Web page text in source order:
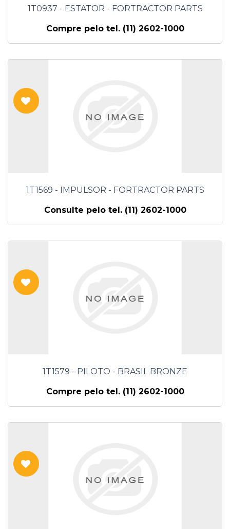
1T0937 - ESTATOR - FORTRACTOR PARTS
Compre pelo tel. (11) 2602-1000
1T1569 - IMPULSOR - FORTRACTOR PARTS
Consulte pelo tel. (11) 2602-1000
1T1579 - PILOTO - BRASIL BRONZE
Compre pelo tel. (11) 2602-1000